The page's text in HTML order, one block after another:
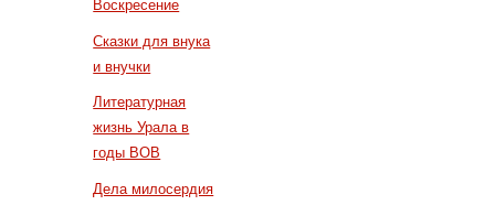
Воскресение
Сказки для внука
и внучки
Литературная
жизнь Урала в
годы ВОВ
Дела милосердия